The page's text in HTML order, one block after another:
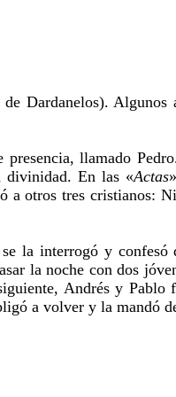
Dardanelos). Algunos
llamado
divinidad. En las «Actas
a otros tres cristianos:
la interrogó y confesó
la noche con dos
Andrés y Pablo
a volver y la mandó